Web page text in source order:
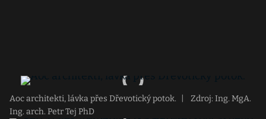
Aoc architekti, lávka přes Dřevotický potok.
Zdroj: Ing. MgA.
Ing. arch. Petr Tej PhD